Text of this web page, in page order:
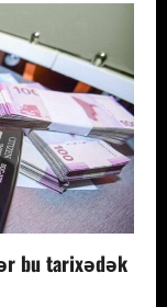
bu tarixədək